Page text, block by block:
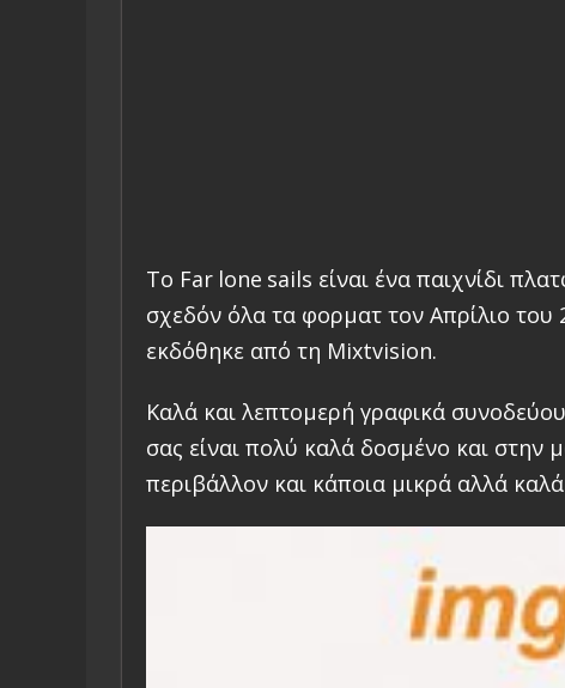
Το Far lone sails είναι ένα παιχνίδι
σχεδόν όλα τα φορματ τον Απρίλιο
εκδόθηκε από τη Mixtvision.
Καλά και λεπτομερή γραφικά
σας είναι πολύ καλά δοσμένο και
περιβάλλον και κάποια μικρά αλλά